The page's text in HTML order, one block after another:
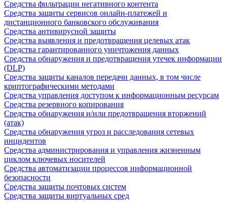
Средства фильтрации негативного контента
Средства защиты сервисов онлайн-платежей и
дистанционного банковского обслуживания
Средства антивирусной защиты
Средства выявления и предотвращения целевых атак
Средства гарантированного уничтожения данных
Средства обнаружения и предотвращения утечек информации
(DLP)
Средства защиты каналов передачи данных, в том числе
криптографическими методами
Средства управления доступом к информационным ресурсам
Средства резервного копирования
Средства обнаружения и/или предотвращения вторжений
(атак)
Средства обнаружения угроз и расследования сетевых
инцидентов
Средства администрирования и управления жизненным
циклом ключевых носителей
Средства автоматизации процессов информационной
безопасности
Средства защиты почтовых систем
Средства защиты виртуальных сред